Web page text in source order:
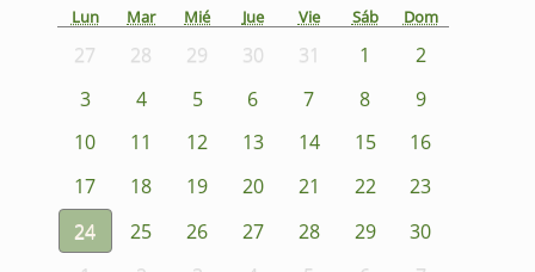
Lun Mar Mié Jue Vie Sáb Dom
27 28 29 30 31 1
2
3
4 5 6 7 8
9
10
11 12 13 14 15
16
17
18 19 20 21 22
23
24
25 26 27 28 29
30